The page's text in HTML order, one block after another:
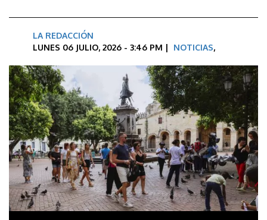
LA REDACCIÓN
LUNES 06 JULIO, 2026 - 3:46 PM | NOTICIAS,